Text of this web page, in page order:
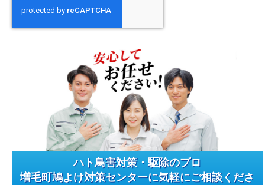
ハト鳥害対策・駆除のプロ
増毛町鳩よけ対策センターに気軽にご相談くださ